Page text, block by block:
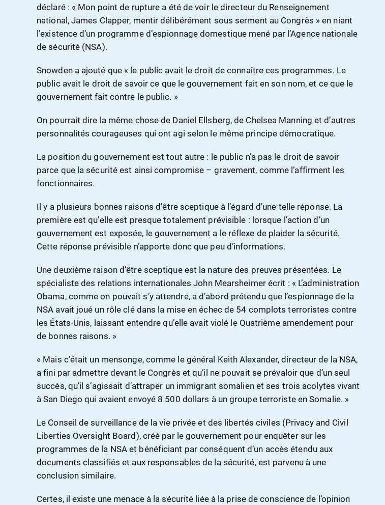
déclaré : « Mon point de rupture a été de voir le directeur du Renseignement
national, James Clapper, mentir délibérément sous serment au Congrès » en niant
l’existence d’un programme d’espionnage domestique mené par l’Agence nationale
de sécurité (NSA).
Snowden a ajouté que « le public avait le droit de connaître ces programmes. Le
public avait le droit de savoir ce que le gouvernement fait en son nom, et ce que le
gouvernement fait contre le public. »
On pourrait dire la même chose de Daniel Ellsberg, de Chelsea Manning et d’autres
personnalités courageuses qui ont agi selon le même principe démocratique.
La position du gouvernement est tout autre : le public n’a pas le droit de savoir
parce que la sécurité est ainsi compromise – gravement, comme l’affirment les
fonctionnaires.
Il y a plusieurs bonnes raisons d’être sceptique à l’égard d’une telle réponse. La
première est qu’elle est presque totalement prévisible : lorsque l’action d’un
gouvernement est exposée, le gouvernement a le réflexe de plaider la sécurité.
Cette réponse prévisible n’apporte donc que peu d’informations.
Une deuxième raison d’être sceptique est la nature des preuves présentées. Le
spécialiste des relations internationales John Mearsheimer écrit : « L’administration
Obama, comme on pouvait s’y attendre, a d’abord prétendu que l’espionnage de la
NSA avait joué un rôle clé dans la mise en échec de 54 complots terroristes contre
les États-Unis, laissant entendre qu’elle avait violé le Quatrième amendement pour
de bonnes raisons. »
« Mais c’était un mensonge, comme le général Keith Alexander, directeur de la NSA,
a fini par admettre devant le Congrès et qu’il ne pouvait se prévaloir que d’un seul
succès, qu’il s’agissait d’attraper un immigrant somalien et ses trois acolytes vivant
à San Diego qui avaient envoyé 8 500 dollars à un groupe terroriste en Somalie. »
Le Conseil de surveillance de la vie privée et des libertés civiles (Privacy and Civil
Liberties Oversight Board), créé par le gouvernement pour enquêter sur les
programmes de la NSA et bénéficiant par conséquent d’un accès étendu aux
documents classifiés et aux responsables de la sécurité, est parvenu à une
conclusion similaire.
Certes, il existe une menace à la sécurité liée à la prise de conscience de l’opinion